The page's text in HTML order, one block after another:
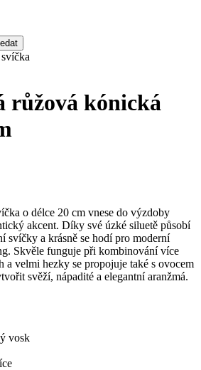
růžová kónická
o délce 20 cm vnese do výzdoby
akcent. Díky své úzké siluetě působí
svíčky a krásně se hodí pro moderní
Skvěle funguje při kombinování více
a velmi hezky se propojuje také s ovocem
svěží, nápadité a elegantní aranžmá.
vosk